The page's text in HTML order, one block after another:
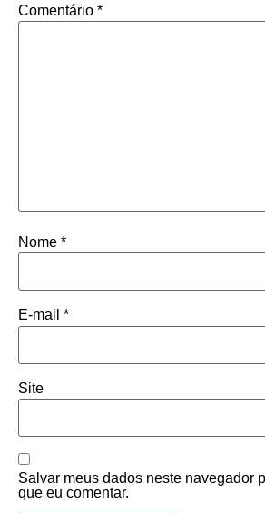
Comentário *
Nome *
E-mail *
Site
Salvar meus dados neste navegador
que eu comentar.